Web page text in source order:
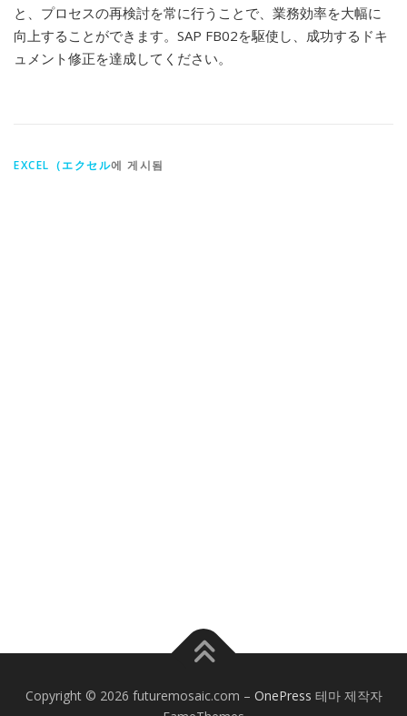
と、プロセスの再検討を常に行うことで、業務効率を大幅に
向上することができます。SAP FB02を駆使し、成功するドキ
ュメント修正を達成してください。
EXCEL（エクセル에 게시됨
Copyright © 2026 futuremosaic.com – OnePress 테마 제작자